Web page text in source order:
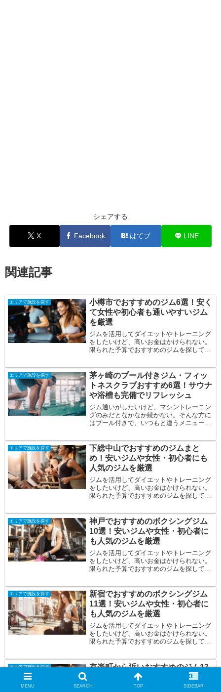
シェアする
X Facebook はてブ LINE
関連記事
エリアで施設を探す
小樽市でおすすめのジム6選！安く
て女性や初心者も通いやすいジム
を厳選
ジムを活用してダイエットやトレーニング
をしたいけど、高いお金はかけられない。
限られた予算でおすすめのジムを探してい
方の悩み...
エリアで施設を探す
茅ヶ崎のプール付きジム・フィッ
トネスクラブおすすめ6選！サウナ
や浴槽も完備でリフレッシュ
ジム通いがしたいけど、マシントレーニン
グのみだとなかなか続かない。そんな方に
はプール付きで、いつもと違うメニューを
エリアで施設を探す
下総中山でおすすめのジムまと
め！安いジムや女性・初心者にも
人気のジムを厳選
ジムを活用してダイエットやトレーニング
をしたいけど、高いお金はかけられない。
限られた予算でおすすめのジムを探してい
方の悩み...
エリアで施設を探す
神戸でおすすめのボクシングジム
10選！安いジムや女性・初心者に
も人気のジムを厳選
ジムを活用してダイエットやトレーニング
をしたいけど、高いお金はかけられない。
限られた予算でおすすめのジムを探してい
エリアで施設を探す
新宿でおすすめのボクシングジム
11選！安いジムや女性・初心者に
も人気のジムを厳選
ジムを活用してダイエットやトレーニング
をしたいけど、高いお金はかけられない。
限られた予算でおすすめのジムを探してい
方の悩み...
エリアで施設を探す
有楽町から近いおすすめのジム13
選！徒歩10分以内の安いジムや女
性人気のジムを厳選
MENU SEARCH TOP SIDEBAR